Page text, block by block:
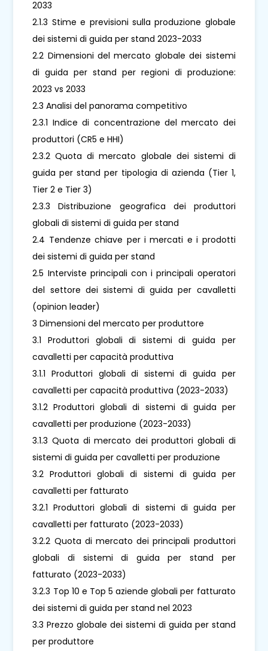
2033
2.1.3 Stime e previsioni sulla produzione globale
dei sistemi di guida per stand 2023-2033
2.2 Dimensioni del mercato globale dei sistemi
di guida per stand per regioni di produzione:
2023 vs 2033
2.3 Analisi del panorama competitivo
2.3.1 Indice di concentrazione del mercato dei
produttori (CR5 e HHI)
2.3.2 Quota di mercato globale dei sistemi di
guida per stand per tipologia di azienda (Tier 1,
Tier 2 e Tier 3)
2.3.3 Distribuzione geografica dei produttori
globali di sistemi di guida per stand
2.4 Tendenze chiave per i mercati e i prodotti
dei sistemi di guida per stand
2.5 Interviste principali con i principali operatori
del settore dei sistemi di guida per cavalletti
(opinion leader)
3 Dimensioni del mercato per produttore
3.1 Produttori globali di sistemi di guida per
cavalletti per capacità produttiva
3.1.1 Produttori globali di sistemi di guida per
cavalletti per capacità produttiva (2023-2033)
3.1.2 Produttori globali di sistemi di guida per
cavalletti per produzione (2023-2033)
3.1.3 Quota di mercato dei produttori globali di
sistemi di guida per cavalletti per produzione
3.2 Produttori globali di sistemi di guida per
cavalletti per fatturato
3.2.1 Produttori globali di sistemi di guida per
cavalletti per fatturato (2023-2033)
3.2.2 Quota di mercato dei principali produttori
globali di sistemi di guida per stand per
fatturato (2023-2033)
3.2.3 Top 10 e Top 5 aziende globali per fatturato
dei sistemi di guida per stand nel 2023
3.3 Prezzo globale dei sistemi di guida per stand
per produttore